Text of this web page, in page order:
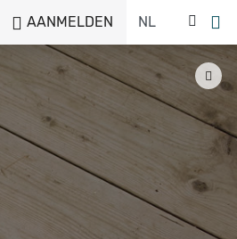
AANMELDEN